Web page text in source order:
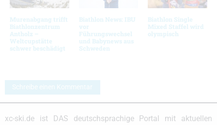
Murenabgang trifft
Biathlonzentrum
Antholz –
Weltcupstätte
schwer beschädigt
Biathlon News: IBU
vor
Führungswechsel
und Babynews aus
Schweden
Biathlon Single
Mixed Staffel wird
olympisch
Schreibe einen Kommentar
xc-ski.de ist DAS deutschsprachige Portal mit aktuellen